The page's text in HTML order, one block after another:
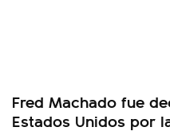
Fred Machado fue
Estados Unidos por